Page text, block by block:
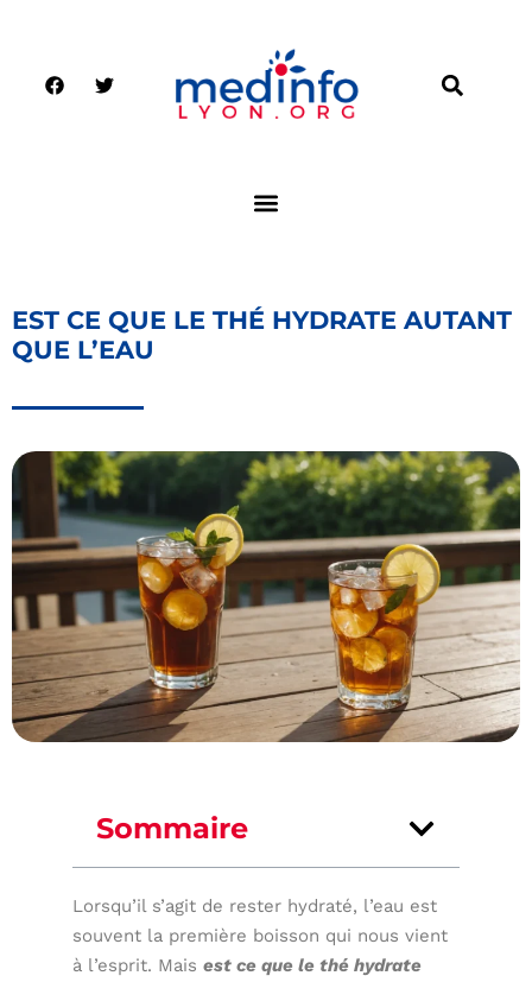
EST CE QUE LE THÉ HYDRATE AUTANT
QUE L’EAU
Sommaire
Lorsqu’il s’agit de rester hydraté, l’eau est
souvent la première boisson qui nous vient
à l’esprit. Maisest ce que le thé hydrate